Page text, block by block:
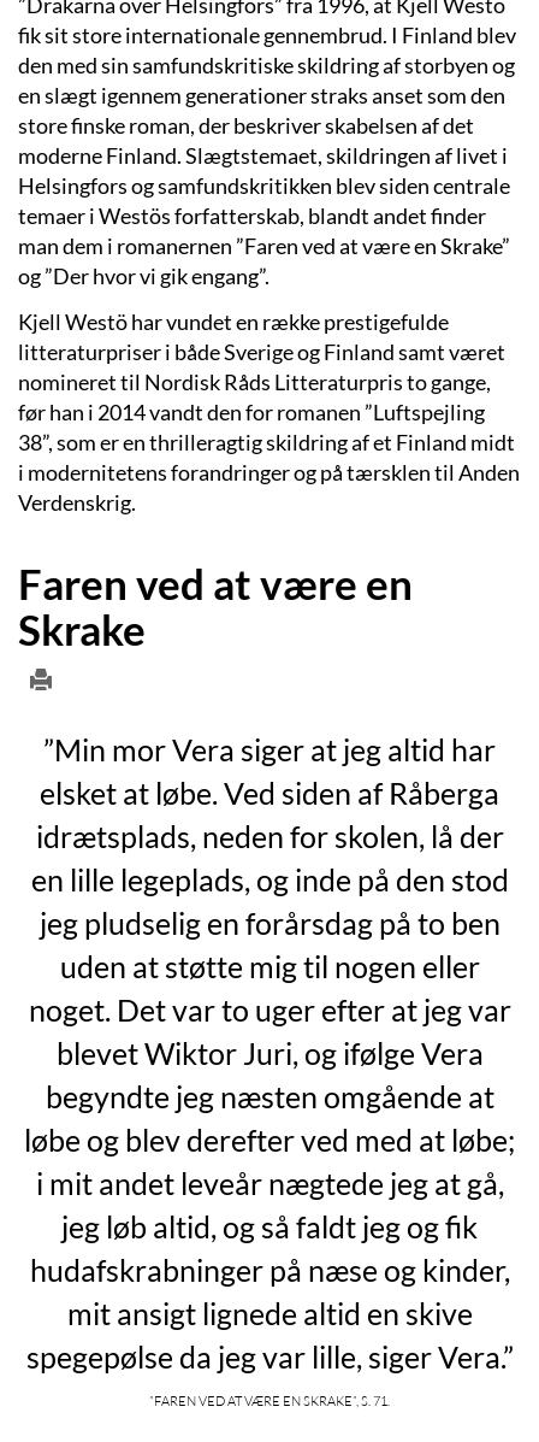
fik sit store internationale gennembrud. I Finland blev
den med sin samfundskritiske skildring af storbyen og
en slægt igennem generationer straks anset som den
store finske roman, der beskriver skabelsen af det
moderne Finland. Slægtstemaet, skildringen af livet i
Helsingfors og samfundskritikken blev siden centrale
temaer i Westös forfatterskab, blandt andet finder
man dem i romanernen ”Faren ved at være en Skrake”
og ”Der hvor vi gik engang”.
Kjell Westö har vundet en række prestigefulde
litteraturpriser i både Sverige og Finland samt været
nomineret til Nordisk Råds Litteraturpris to gange,
før han i 2014 vandt den for romanen ”Luftspejling
38”, som er en thrilleragtig skildring af et Finland midt
i modernitetens forandringer og på tærsklen til Anden
Verdenskrig.
Faren ved at være en
Skrake
”Min mor Vera siger at jeg altid har
elsket at løbe. Ved siden af Råberga
idrætsplads, neden for skolen, lå der
en lille legeplads, og inde på den stod
jeg pludselig en forårsdag på to ben
uden at støtte mig til nogen eller
noget. Det var to uger efter at jeg var
blevet Wiktor Juri, og ifølge Vera
begyndte jeg næsten omgående at
løbe og blev derefter ved med at løbe;
i mit andet leveår nægtede jeg at gå,
jeg løb altid, og så faldt jeg og fik
hudafskrabninger på næse og kinder,
mit ansigt lignede altid en skive
spegepølse da jeg var lille, siger Vera.”
”Faren ved at være en Skrake”, s. 71.